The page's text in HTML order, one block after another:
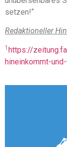
setzen!“
Redaktioneller
1 https://
hineinkommt-